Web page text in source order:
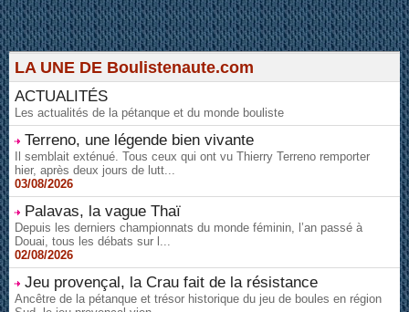
LA UNE DE Boulistenaute.com
ACTUALITÉS
Les actualités de la pétanque et du monde bouliste
Terreno, une légende bien vivante
Il semblait exténué. Tous ceux qui ont vu Thierry Terreno remporter
hier, après deux jours de lutt...
03/08/2026
Palavas, la vague Thaï
Depuis les derniers championnats du monde féminin, l’an passé à
Douai, tous les débats sur l...
02/08/2026
Jeu provençal, la Crau fait de la résistance
Ancêtre de la pétanque et trésor historique du jeu de boules en région